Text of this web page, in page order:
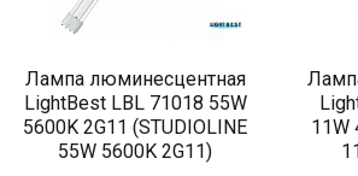
Лампа люминесцентная
LightBest LBL 71018 55W
5600K 2G11 (STUDIOLINE
55W 5600K 2G11)
11W